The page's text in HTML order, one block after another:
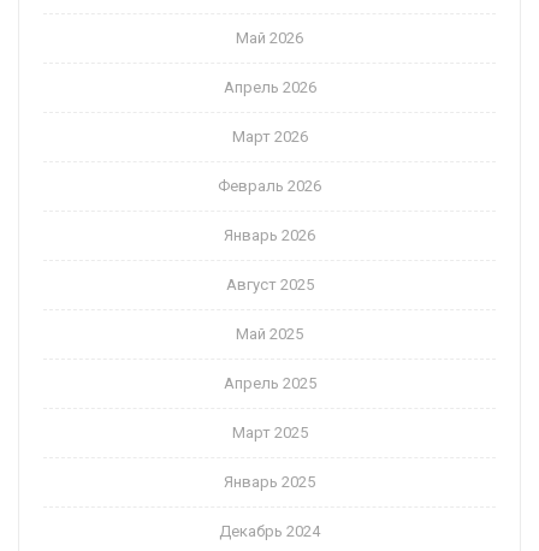
Май 2026
Апрель 2026
Март 2026
Февраль 2026
Январь 2026
Август 2025
Май 2025
Апрель 2025
Март 2025
Январь 2025
Декабрь 2024